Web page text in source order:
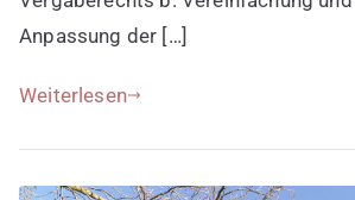
Anpassung der […]
Weiterlesen